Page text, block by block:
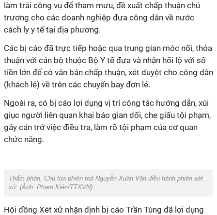
làm trái công vụ để tham mưu, đề xuất chấp thuận chủ
trương cho các doanh nghiệp đưa công dân về nước
cách ly y tế tại địa phương.
Các bị cáo đã trực tiếp hoặc qua trung gian móc nối, thỏa
thuận với cán bộ thuộc Bộ Y tế đưa và nhận hối lộ với số
tiền lớn để có văn bản chấp thuận, xét duyệt cho công dân
(khách lẻ) về trên các chuyến bay đơn lẻ.
Ngoài ra, có bị cáo lợi dụng vị trí công tác hướng dẫn, xúi
giục người liên quan khai báo gian dối, che giấu tội phạm,
gây cản trở việc điều tra, làm rõ tội phạm của cơ quan
chức năng.
Thẩm phán, Chủ tọa phiên toà Nguyễn Xuân Văn điều hành phiên xét
xử. (Ảnh: Phạm Kiên/TTXVN).
Hội đồng Xét xử nhận định bị cáo Trần Tùng đã lợi dụng